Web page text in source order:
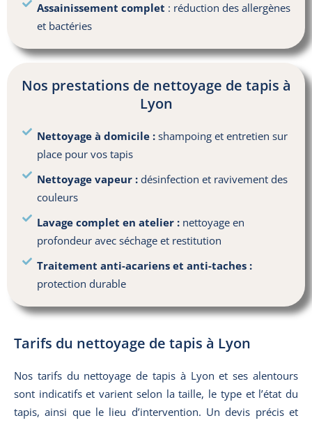
Assainissement complet : réduction des allergènes
et bactéries
Nos prestations de nettoyage de tapis à
Lyon
Nettoyage à domicile :shampoing et entretien sur
place pour vos tapis
Nettoyage vapeur :désinfection et ravivement des
couleurs
Lavage complet en atelier :nettoyage en
profondeur avec séchage et restitution
Traitement anti-acariens et anti-taches :
protection durable
Tarifs du nettoyage de tapis à Lyon
Nos tarifs du nettoyage de tapis à Lyon et ses alentours
sont indicatifs et varient selon la taille, le type et l’état du
tapis, ainsi que le lieu d’intervention. Un devis précis et